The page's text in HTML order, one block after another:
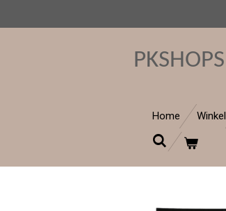
PKSHOPS
Home Winkel